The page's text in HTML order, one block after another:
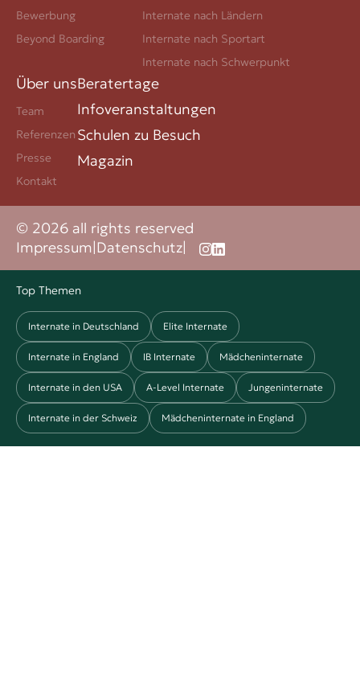
Bewerbung
Beyond Boarding
Internate nach Ländern
Internate nach Sportart
Internate nach Schwerpunkt
Über uns
Team
Referenzen
Presse
Kontakt
Beratertage
Infoveranstaltungen
Schulen zu Besuch
Magazin
© 2026 all rights reserved
Impressum|Datenschutz|
Top Themen
Internate in Deutschland Elite Internate
Internate in England IB Internate Mädcheninternate
Internate in den USA A-Level Internate Jungeninternate
Internate in der Schweiz Mädcheninternate in England